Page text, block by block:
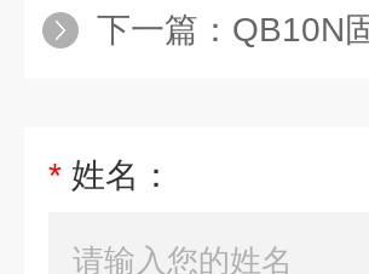
下一篇： QB10N
* 姓名：